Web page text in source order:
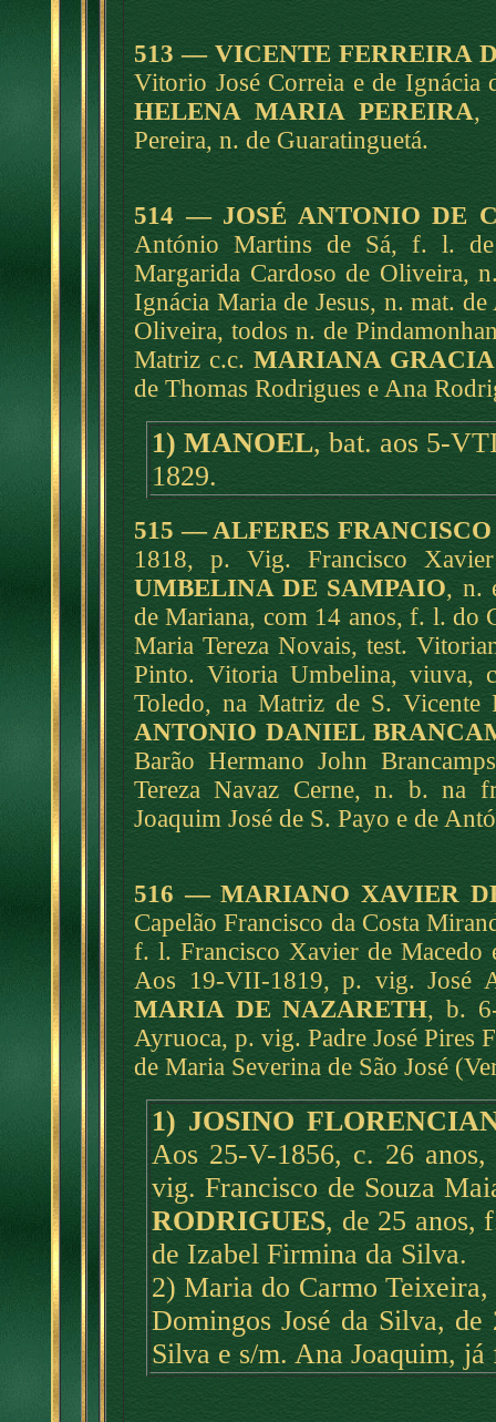
513 — VICENTE FERREIRA
Vitorio José Correia e de
HELENA MARIA PEREIRA,
Pereira, n. de Guaratinguetá.
514 — JOSÉ ANTONIO DE
António Martins de Sá, f. l. de
Margarida Cardoso de Oliveira,
Ignácia Maria de Jesus, n. mat.
Oliveira, todos n. de
Matriz c.c.MARIANA GRACIA
de Thomas Rodrigues e Ana
1) MANOEL, bat. aos 5-
1829.
515 — ALFERES
1818, p. Vig. Francisco
UMBELINA DE SAMPAIO, n.
de Mariana, com 14 anos, f. l. do
Maria Tereza Novais, test.
Pinto. Vitoria Umbelina, viuva,
Toledo, na Matriz de S.
ANTONIO DANIEL
Barão Hermano John
Tereza Navaz Cerne, n. b. na
Joaquim José de S. Payo e de
516 — MARIANO XAVIER
Capelão Francisco da Costa
f. l. Francisco Xavier de Macedo
Aos 19-VII-1819, p. vig. José
MARIA DE NAZARETH, b.
Ayruoca, p. vig. Padre José Pires
de Maria Severina de São José
1) JOSINO
Aos 25-V-1856, c. 26
vig. Francisco de Souza
RODRIGUES, de 25 anos,
de Izabel Firmina da Silva.
2) Maria do Carmo
Domingos José da Silva,
Silva e s/m. Ana Joaquim,